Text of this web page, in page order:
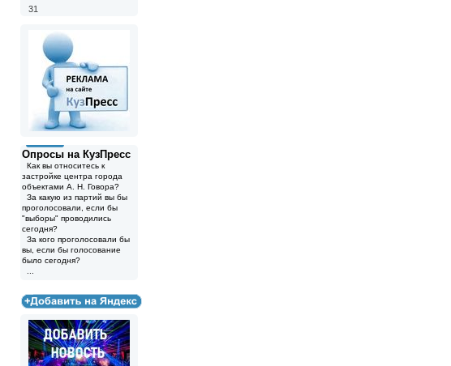
31
Опросы на КузПресс
Как вы относитесь к
застройке центра города
объектами А. Н. Говора?
За какую из партий вы бы
проголосовали, если бы
"выборы" проводились
сегодня?
За кого проголосовали бы
вы, если бы голосование
было сегодня?